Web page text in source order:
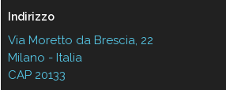
Indirizzo
Via Moretto da Brescia, 22
Milano - Italia
CAP 20133